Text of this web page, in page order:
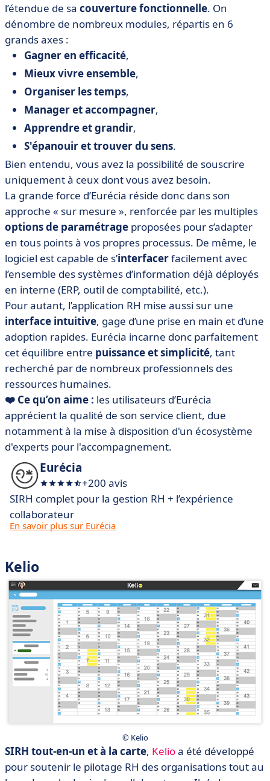
l’étendue de sa couverture fonctionnelle. On
dénombre de nombreux modules, répartis en 6
grands axes :
Gagner en efficacité,
Mieux vivre ensemble,
Organiser les temps,
Manager et accompagner,
Apprendre et grandir,
S'épanouir et trouver du sens.
Bien entendu, vous avez la possibilité de souscrire
uniquement à ceux dont vous avez besoin.
La grande force d’Eurécia réside donc dans son
approche « sur mesure », renforcée par les multiples
options de paramétrage proposées pour s’adapter
en tous points à vos propres processus. De même, le
logiciel est capable de s’interfacerfacilement avec
l’ensemble des systèmes d’information déjà déployés
en interne (ERP, outil de comptabilité, etc.).
Pour autant, l’application RH mise aussi sur une
interface intuitive, gage d’une prise en main et d’une
adoption rapides. Eurécia incarne donc parfaitement
cet équilibre entre puissance et simplicité, tant
recherché par de nombreux professionnels des
ressources humaines.
❤️ Ce qu’on aime : les utilisateurs d’Eurécia
apprécient la qualité de son service client, due
notamment à la mise à disposition d'un écosystème
d'experts pour l'accompagnement.
Eurécia
+200 avis
SIRH complet pour la gestion RH + l’expérience
collaborateur
En savoir plus sur Eurécia
Kelio
© Kelio
SIRH tout-en-un et à la carte, Kelioa été développé
pour soutenir le pilotage RH des organisations tout au